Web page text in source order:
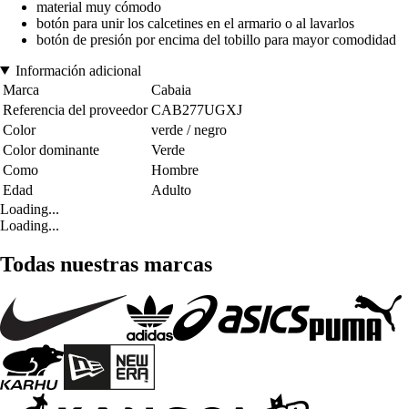
material muy cómodo
botón para unir los calcetines en el armario o al lavarlos
botón de presión por encima del tobillo para mayor comodidad
Información adicional
Marca
Cabaia
Referencia del proveedor CAB277UGXJ
Color
verde / negro
Color dominante
Verde
Como
Hombre
Edad
Adulto
Loading...
Loading...
Todas nuestras marcas